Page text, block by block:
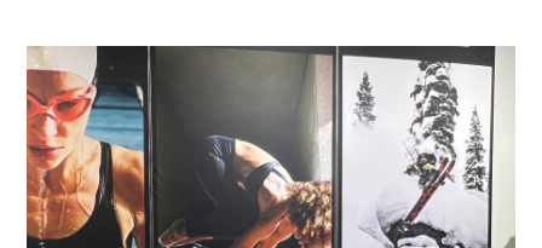
Ver
artículo:
CHECK
OUT
OUR
NEW
PREMIUM
SHOWROOM
IN
BRUSSELS